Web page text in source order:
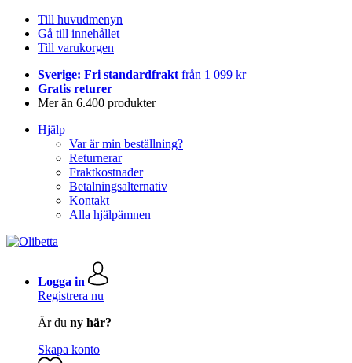
Till huvudmenyn
Gå till innehållet
Till varukorgen
Sverige: Fri standardfrakt från 1 099 kr
Gratis returer
Mer än 6.400 produkter
Hjälp
Var är min beställning?
Returnerar
Fraktkostnader
Betalningsalternativ
Kontakt
Alla hjälpämnen
Logga in
Registrera nu
Är du ny här?
Skapa konto